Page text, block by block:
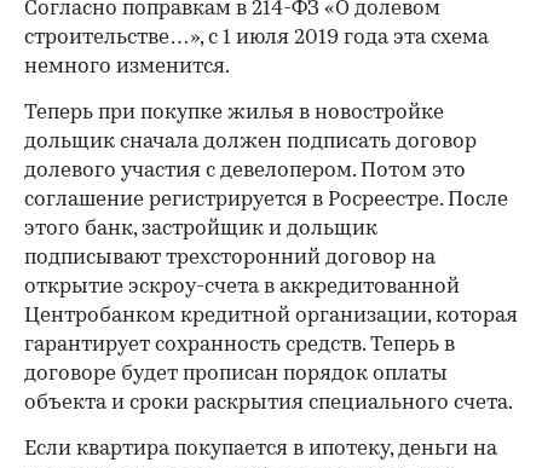
Согласно поправкам в 214-ФЗ «О долевом
строительстве…», с 1 июля 2019 года эта схема
немного изменится.
Теперь при покупке жилья в новостройке
дольщик сначала должен подписать договор
долевого участия с девелопером. Потом это
соглашение регистрируется в Росреестре. После
этого банк, застройщик и дольщик
подписывают трехсторонний договор на
открытие эскроу-счета в аккредитованной
Центробанком кредитной организации, которая
гарантирует сохранность средств. Теперь в
договоре будет прописан порядок оплаты
объекта и сроки раскрытия специального счета.
Если квартира покупается в ипотеку, деньги на